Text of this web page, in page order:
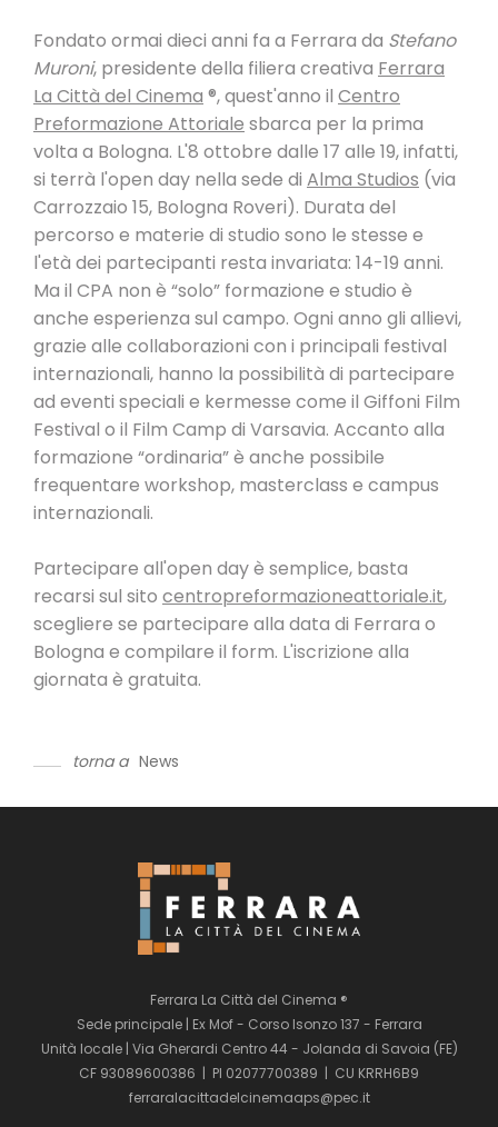
Fondato ormai dieci anni fa a Ferrara da Stefano
Muroni, presidente della filiera creativa Ferrara
La Città del Cinema ®, quest'anno il Centro
Preformazione Attoriale sbarca per la prima
volta a Bologna. L'8 ottobre dalle 17 alle 19, infatti,
si terrà l'open day nella sede di Alma Studios (via
Carrozzaio 15, Bologna Roveri). Durata del
percorso e materie di studio sono le stesse e
l'età dei partecipanti resta invariata: 14-19 anni.
Ma il CPA non è “solo” formazione e studio è
anche esperienza sul campo. Ogni anno gli allievi,
grazie alle collaborazioni con i principali festival
internazionali, hanno la possibilità di partecipare
ad eventi speciali e kermesse come il Giffoni Film
Festival o il Film Camp di Varsavia. Accanto alla
formazione “ordinaria” è anche possibile
frequentare workshop, masterclass e campus
internazionali.
Partecipare all'open day è semplice, basta
recarsi sul sito centropreformazioneattoriale.it,
scegliere se partecipare alla data di Ferrara o
Bologna e compilare il form. L'iscrizione alla
giornata è gratuita.
torna a News
Ferrara La Città del Cinema ®
Sede principale | Ex Mof - Corso Isonzo 137 - Ferrara
Unità locale | Via Gherardi Centro 44 - Jolanda di Savoia (FE)
CF 93089600386 | PI 02077700389 | CU KRRH6B9
ferraralacittadelcinemaaps@pec.it